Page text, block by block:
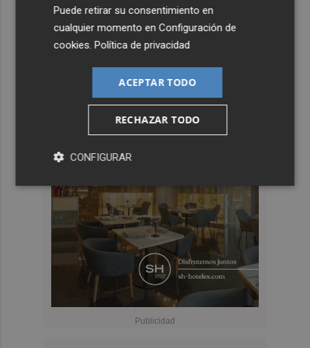
Puede retirar su consentimiento en
cualquier momento enConfiguración de
cookies .Política de privacidad
ACEPTAR TODO
RECHAZAR TODO
CONFIGURAR